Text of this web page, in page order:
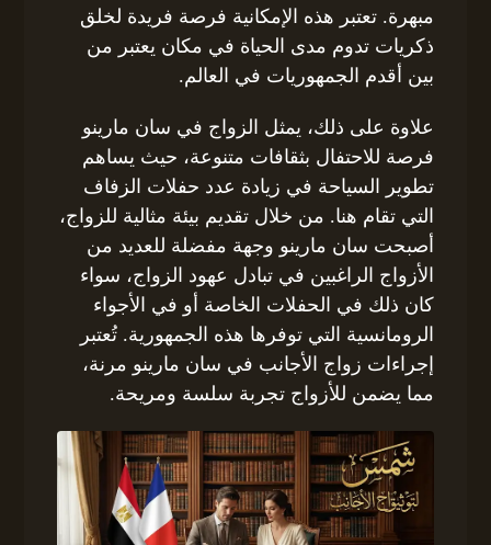
مبهرة. تعتبر هذه الإمكانية فرصة فريدة لخلق
ذكريات تدوم مدى الحياة في مكان يعتبر من
بين أقدم الجمهوريات في العالم.
علاوة على ذلك، يمثل الزواج في سان مارينو
فرصة للاحتفال بثقافات متنوعة، حيث يساهم
تطوير السياحة في زيادة عدد حفلات الزفاف
التي تقام هنا. من خلال تقديم بيئة مثالية للزواج،
أصبحت سان مارينو وجهة مفضلة للعديد من
الأزواج الراغبين في تبادل عهود الزواج، سواء
كان ذلك في الحفلات الخاصة أو في الأجواء
الرومانسية التي توفرها هذه الجمهورية. تُعتبر
إجراءات زواج الأجانب في سان مارينو مرنة،
مما يضمن للأزواج تجربة سلسة ومريحة.